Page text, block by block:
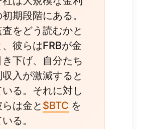
期段階にある。
査をどう読むかと
彼らはFRBが金
下げ、自分たち
入が激減すると
る。それに対し
は金と $BTC を
る。